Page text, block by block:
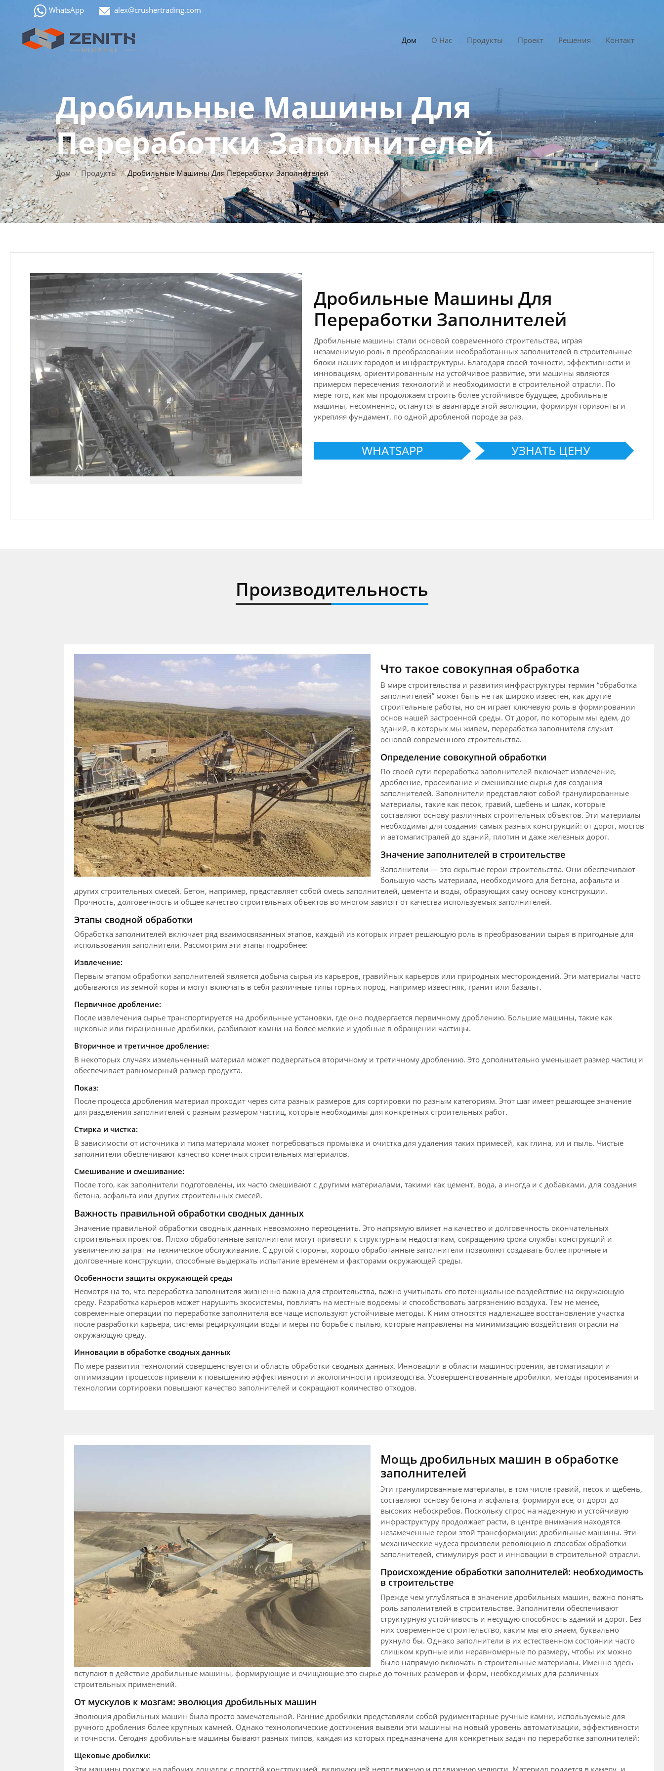
WhatsApp alex@crushertrading.com
Дом О Нас Продукты Проект Решения Контакт
Дробильные Машины Для
Переработки Заполнителей
Дом Продукты Дробильные Машины Для Переработки Заполнителей
Дробильные Машины Для
Переработки Заполнителей
Дробильные машины стали основой современного строительства, играя
незаменимую роль в преобразовании необработанных заполнителей в строительные
блоки наших городов и инфраструктуры. Благодаря своей точности, эффективности и
инновациям, ориентированным на устойчивое развитие, эти машины являются
примером пересечения технологий и необходимости в строительной отрасли. По
мере того, как мы продолжаем строить более устойчивое будущее, дробильные
машины, несомненно, останутся в авангарде этой эволюции, формируя горизонты и
укрепляя фундамент, по одной дробленой породе за раз.
WHATSAPP УЗНАТЬ ЦЕНУ
Производительность
Что такое совокупная обработка
В мире строительства и развития инфраструктуры термин “обработка
заполнителей” может быть не так широко известен, как другие
строительные работы, но он играет ключевую роль в формировании
основ нашей застроенной среды. От дорог, по которым мы едем, до
зданий, в которых мы живем, переработка заполнителя служит
основой современного строительства.
Определение совокупной обработки
По своей сути переработка заполнителей включает извлечение,
дробление, просеивание и смешивание сырья для создания
заполнителей. Заполнители представляют собой гранулированные
материалы, такие как песок, гравий, щебень и шлак, которые
составляют основу различных строительных объектов. Эти материалы
необходимы для создания самых разных конструкций: от дорог, мостов
и автомагистралей до зданий, плотин и даже железных дорог.
Значение заполнителей в строительстве
Заполнители — это скрытые герои строительства. Они обеспечивают
большую часть материала, необходимого для бетона, асфальта и
других строительных смесей. Бетон, например, представляет собой смесь заполнителей, цемента и воды, образующих саму основу конструкции.
Прочность, долговечность и общее качество строительных объектов во многом зависят от качества используемых заполнителей.
Этапы сводной обработки
Обработка заполнителей включает ряд взаимосвязанных этапов, каждый из которых играет решающую роль в преобразовании сырья в пригодные для
использования заполнители. Рассмотрим эти этапы подробнее:
Извлечение:
Первым этапом обработки заполнителей является добыча сырья из карьеров, гравийных карьеров или природных месторождений. Эти материалы часто
добываются из земной коры и могут включать в себя различные типы горных пород, например известняк, гранит или базальт.
Первичное дробление:
После извлечения сырье транспортируется на дробильные установки, где оно подвергается первичному дроблению. Большие машины, такие как
щековые или гирационные дробилки, разбивают камни на более мелкие и удобные в обращении частицы.
Вторичное и третичное дробление:
В некоторых случаях измельченный материал может подвергаться вторичному и третичному дроблению. Это дополнительно уменьшает размер частиц и
обеспечивает равномерный размер продукта.
Показ:
После процесса дробления материал проходит через сита разных размеров для сортировки по разным категориям. Этот шаг имеет решающее значение
для разделения заполнителей с разным размером частиц, которые необходимы для конкретных строительных работ.
Стирка и чистка:
В зависимости от источника и типа материала может потребоваться промывка и очистка для удаления таких примесей, как глина, ил и пыль. Чистые
заполнители обеспечивают качество конечных строительных материалов.
Смешивание и смешивание:
После того, как заполнители подготовлены, их часто смешивают с другими материалами, такими как цемент, вода, а иногда и с добавками, для создания
бетона, асфальта или других строительных смесей.
Важность правильной обработки сводных данных
Значение правильной обработки сводных данных невозможно переоценить. Это напрямую влияет на качество и долговечность окончательных
строительных проектов. Плохо обработанные заполнители могут привести к структурным недостаткам, сокращению срока службы конструкций и
увеличению затрат на техническое обслуживание. С другой стороны, хорошо обработанные заполнители позволяют создавать более прочные и
долговечные конструкции, способные выдержать испытание временем и факторами окружающей среды.
Особенности защиты окружающей среды
Несмотря на то, что переработка заполнителя жизненно важна для строительства, важно учитывать его потенциальное воздействие на окружающую
среду. Разработка карьеров может нарушить экосистемы, повлиять на местные водоемы и способствовать загрязнению воздуха. Тем не менее,
современные операции по переработке заполнителя все чаще используют устойчивые методы. К ним относятся надлежащее восстановление участка
после разработки карьера, системы рециркуляции воды и меры по борьбе с пылью, которые направлены на минимизацию воздействия отрасли на
окружающую среду.
Инновации в обработке сводных данных
По мере развития технологий совершенствуется и область обработки сводных данных. Инновации в области машиностроения, автоматизации и
оптимизации процессов привели к повышению эффективности и экологичности производства. Усовершенствованные дробилки, методы просеивания и
технологии сортировки повышают качество заполнителей и сокращают количество отходов.
Мощь дробильных машин в обработке
заполнителей
Эти гранулированные материалы, в том числе гравий, песок и щебень,
составляют основу бетона и асфальта, формируя все, от дорог до
высоких небоскребов. Поскольку спрос на надежную и устойчивую
инфраструктуру продолжает расти, в центре внимания находятся
незамеченные герои этой трансформации: дробильные машины. Эти
механические чудеса произвели революцию в способах обработки
заполнителей, стимулируя рост и инновации в строительной отрасли.
Происхождение обработки заполнителей: необходимость
в строительстве
Прежде чем углубляться в значение дробильных машин, важно понять
роль заполнителей в строительстве. Заполнители обеспечивают
структурную устойчивость и несущую способность зданий и дорог. Без
них современное строительство, каким мы его знаем, буквально
рухнуло бы. Однако заполнители в их естественном состоянии часто
слишком крупные или неравномерные по размеру, чтобы их можно
было напрямую включать в строительные материалы. Именно здесь
вступают в действие дробильные машины, формирующие и очищающие это сырье до точных размеров и форм, необходимых для различных
строительных применений.
От мускулов к мозгам: эволюция дробильных машин
Эволюция дробильных машин была просто замечательной. Ранние дробилки представляли собой рудиментарные ручные камни, используемые для
ручного дробления более крупных камней. Однако технологические достижения вывели эти машины на новый уровень автоматизации, эффективности
и точности. Сегодня дробильные машины бывают разных типов, каждая из которых предназначена для конкретных задач по переработке заполнителей:
Щековые дробилки:
Эти машины похожи на рабочих лошадок с простой конструкцией, включающей неподвижную и подвижную челюсти. Материал подается в камеру, и